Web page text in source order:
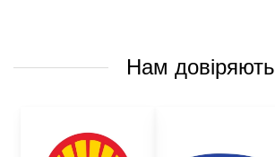
Нам довіряють